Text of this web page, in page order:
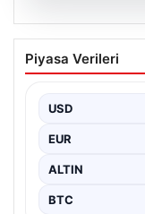
05.08.2026
Üsküdar
Sibel Tan
Piyasa Verileri
USD
EUR
ALTIN
BTC